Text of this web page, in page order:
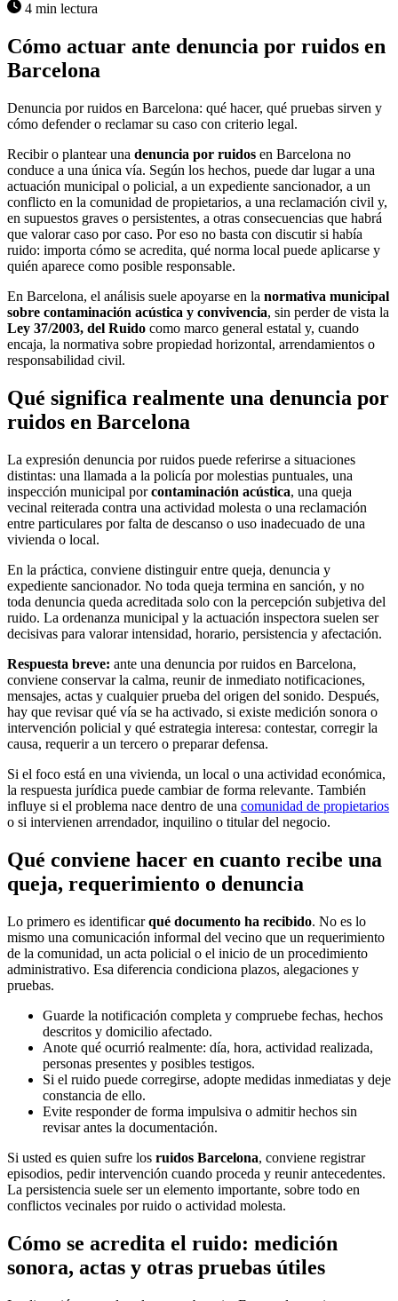
4 min lectura
Cómo actuar ante denuncia por ruidos en
Barcelona
Denuncia por ruidos en Barcelona: qué hacer, qué pruebas sirven y
cómo defender o reclamar su caso con criterio legal.
Recibir o plantear una denuncia por ruidos en Barcelona no
conduce a una única vía. Según los hechos, puede dar lugar a una
actuación municipal o policial, a un expediente sancionador, a un
conflicto en la comunidad de propietarios, a una reclamación civil y,
en supuestos graves o persistentes, a otras consecuencias que habrá
que valorar caso por caso. Por eso no basta con discutir si había
ruido: importa cómo se acredita, qué norma local puede aplicarse y
quién aparece como posible responsable.
En Barcelona, el análisis suele apoyarse en la normativa municipal
sobre contaminación acústica y convivencia, sin perder de vista la
Ley 37/2003, del Ruido como marco general estatal y, cuando
encaja, la normativa sobre propiedad horizontal, arrendamientos o
responsabilidad civil.
Qué significa realmente una denuncia por
ruidos en Barcelona
La expresión denuncia por ruidos puede referirse a situaciones
distintas: una llamada a la policía por molestias puntuales, una
inspección municipal porcontaminación acústica, una queja
vecinal reiterada contra una actividad molesta o una reclamación
entre particulares por falta de descanso o uso inadecuado de una
vivienda o local.
En la práctica, conviene distinguir entre queja, denuncia y
expediente sancionador. No toda queja termina en sanción, y no
toda denuncia queda acreditada solo con la percepción subjetiva del
ruido. La ordenanza municipal y la actuación inspectora suelen ser
decisivas para valorar intensidad, horario, persistencia y afectación.
Respuesta breve: ante una denuncia por ruidos en Barcelona,
conviene conservar la calma, reunir de inmediato notificaciones,
mensajes, actas y cualquier prueba del origen del sonido. Después,
hay que revisar qué vía se ha activado, si existe medición sonora o
intervención policial y qué estrategia interesa: contestar, corregir la
causa, requerir a un tercero o preparar defensa.
Si el foco está en una vivienda, un local o una actividad económica,
la respuesta jurídica puede cambiar de forma relevante. También
influye si el problema nace dentro de una comunidad de propietarios
o si intervienen arrendador, inquilino o titular del negocio.
Qué conviene hacer en cuanto recibe una
queja, requerimiento o denuncia
Lo primero es identificarqué documento ha recibido. No es lo
mismo una comunicación informal del vecino que un requerimiento
de la comunidad, un acta policial o el inicio de un procedimiento
administrativo. Esa diferencia condiciona plazos, alegaciones y
pruebas.
Guarde la notificación completa y compruebe fechas, hechos
descritos y domicilio afectado.
Anote qué ocurrió realmente: día, hora, actividad realizada,
personas presentes y posibles testigos.
Si el ruido puede corregirse, adopte medidas inmediatas y deje
constancia de ello.
Evite responder de forma impulsiva o admitir hechos sin
revisar antes la documentación.
Si usted es quien sufre los ruidos Barcelona, conviene registrar
episodios, pedir intervención cuando proceda y reunir antecedentes.
La persistencia suele ser un elemento importante, sobre todo en
conflictos vecinales por ruido o actividad molesta.
Cómo se acredita el ruido: medición
sonora, actas y otras pruebas útiles